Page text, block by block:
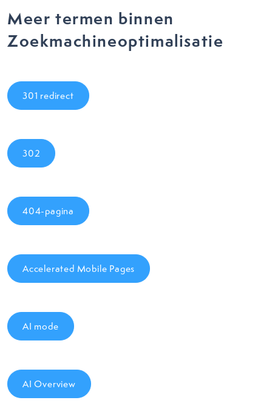
Meer termen binnen
Zoekmachineoptimalisatie
301 redirect
302
404-pagina
Accelerated Mobile Pages
AI mode
AI Overview